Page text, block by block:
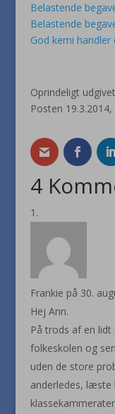
Belastende
Belastende
God kemi handler
Oprindeligt
Posten
4
Frankie på 30.
Hej Ann.
På trods af en
folkeskolen og
uden de store
anderledes,